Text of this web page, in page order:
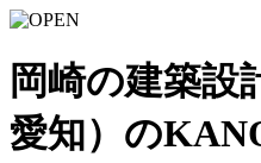
岡崎の建築設
愛知）の